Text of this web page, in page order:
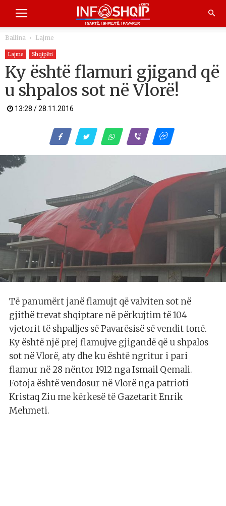
Ballina Lajme
Lajme Shqipëri
Ky është flamuri gjigand që
u shpalos sot në Vlorë!
13:28 / 28.11.2016
Të panumërt janë flamujt që valviten sot në
gjithë trevat shqiptare në përkujtim të 104
vjetorit të shpalljes së Pavarësisë së vendit tonë.
Ky është një prej flamujve gjigandë që u shpalos
sot në Vlorë, aty dhe ku është ngritur i pari
flamur në 28 nëntor 1912 nga Ismail Qemali.
Fotoja është vendosur në Vlorë nga patrioti
Kristaq Ziu me kërkesë të Gazetarit Enrik
Mehmeti.